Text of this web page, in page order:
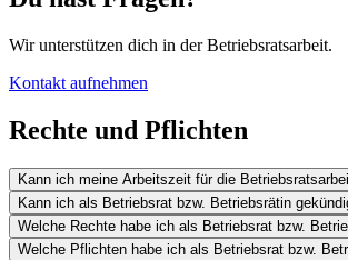
Wir unterstützen dich in der Betriebsratsarbeit.
Kontakt aufnehmen
Rechte und Pflichten
Kann ich meine Arbeitszeit für die
Kann ich als Betriebsrat bzw. Betriebsrätin
Welche Rechte habe ich als Betriebsrat bzw.
Welche Pflichten habe ich als Betriebsrat bzw.